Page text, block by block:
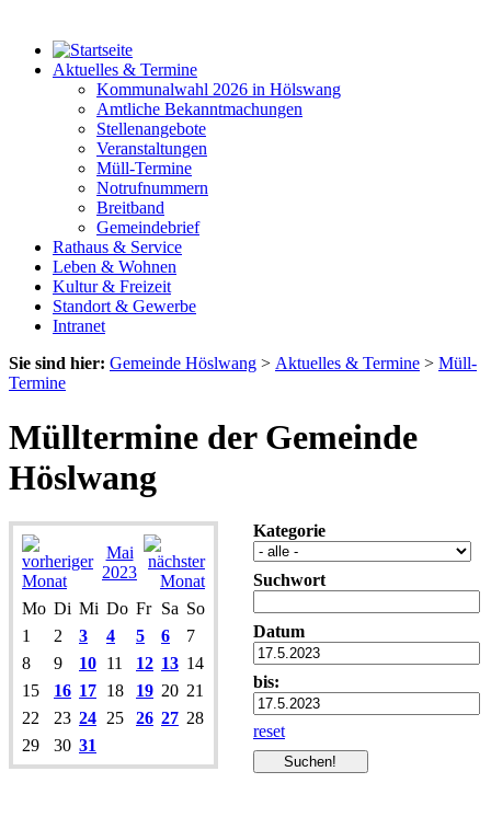
Aktuelles & Termine
Kommunalwahl 2026 in Hölswang
Amtliche Bekanntmachungen
Stellenangebote
Veranstaltungen
Müll-Termine
Notrufnummern
Breitband
Gemeindebrief
Rathaus & Service
Leben & Wohnen
Kultur & Freizeit
Standort & Gewerbe
Intranet
Sie sind hier: Gemeinde Höslwang > Aktuelles & Termine > Müll-
Termine
Mülltermine der Gemeinde
Höslwang
Mai
2023
Mo Di Mi Do Fr Sa So
1
2 3 4 5 6
7
8
9 10 11 12 13 14
15
16 17 18 19 20 21
22
23 24 25 26 27 28
29
30 31
Kategorie
Suchwort
Datum
bis:
reset